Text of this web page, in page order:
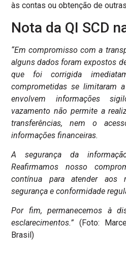
às contas ou obtenção de
Nota da QI SCD
“Em compromisso com a
alguns dados foram expostos
que foi corrigida
comprometidas se limitaram
envolvem informações
vazamento não permite a
transferências, nem o
informações financeiras.
A segurança da
Reafirmamos nosso
contínua para atender aos
segurança e conformidade
Por fim, permanecemos à
esclarecimentos.” (Foto:
Brasil)